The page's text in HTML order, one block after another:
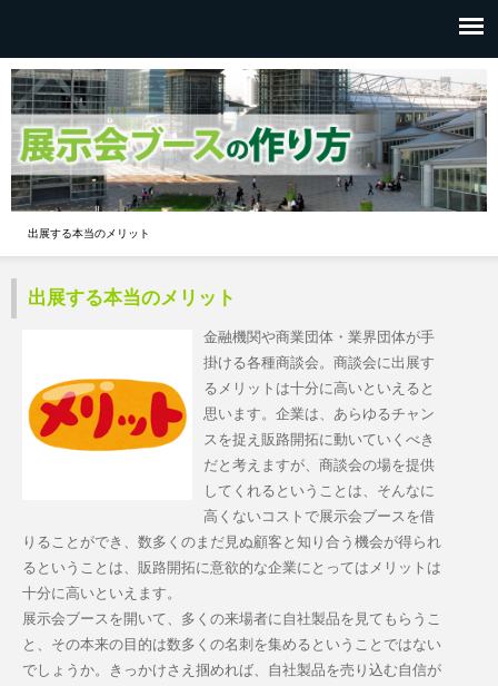
出展する本当のメリット
出展する本当のメリット
金融機関や商業団体・業界団体が手
掛ける各種商談会。商談会に出展す
るメリットは十分に高いといえると
思います。企業は、あらゆるチャン
スを捉え販路開拓に動いていくべき
だと考えますが、商談会の場を提供
してくれるということは、そんなに
高くないコストで展示会ブースを借
りることができ、数多くのまだ見ぬ顧客と知り合う機会が得られ
るということは、販路開拓に意欲的な企業にとってはメリットは
十分に高いといえます。
展示会ブースを開いて、多くの来場者に自社製品を見てもらうこ
と、その本来の目的は数多くの名刺を集めるということではない
でしょうか。きっかけさえ掴めれば、自社製品を売り込む自信が